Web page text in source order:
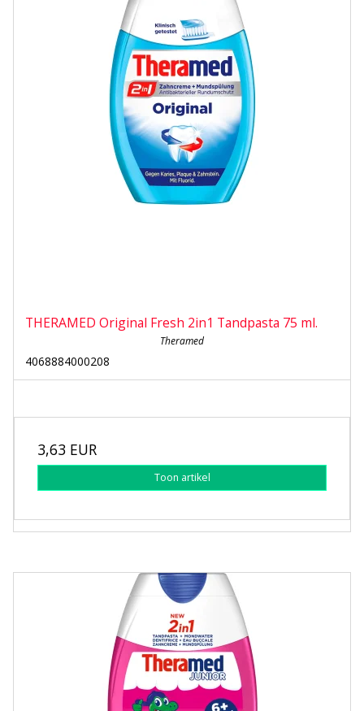
THERAMED Original Fresh 2in1 Tandpasta 75 ml.
Theramed
4068884000208
3,63 EUR
Toon artikel